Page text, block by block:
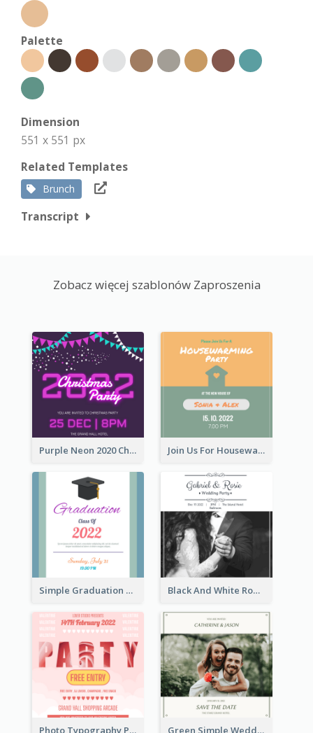
Palette
Dimension
551 x 551 px
Related Templates
Brunch
Transcript
Zobacz więcej szablonów Zaproszenia
Purple Neon 2020 Christmas Party Invitation Join Us For Housewarming Party Invitation
Simple Graduation Class Of 2020 Invitation Black And White Romantic Wedding Party
Photo Typography Party Invitation Design Templates Green Simple Wedding Photo Wedding Invitation